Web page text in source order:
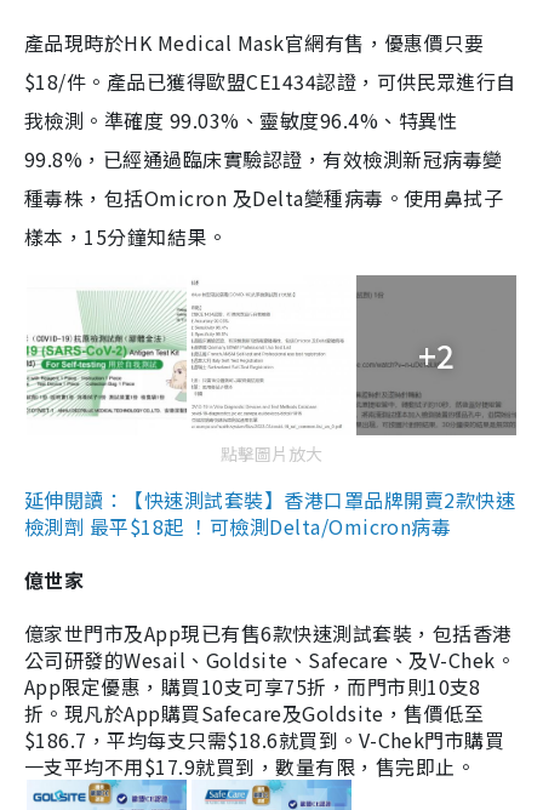
產品現時於HK Medical Mask官網有售，優惠價只要
$18/件。產品已獲得歐盟CE1434認證，可供民眾進行自
我檢測。準確度 99.03%、靈敏度96.4%、特異性
99.8%，已經通過臨床實驗認證，有效檢測新冠病毒變
種毒株，包括Omicron 及Delta變種病毒。使用鼻拭子
樣本，15分鐘知結果。
+2
點擊圖片放大
延伸閱讀：【快速測試套裝】香港口罩品牌開賣2款快速
檢測劑 最平$18起 ！可檢測Delta/Omicron病毒
億世家
億家世門市及App現已有售6款快速測試套裝，包括香港
公司研發的Wesail、Goldsite、Safecare、及V-Chek。
App限定優惠，購買10支可享75折，而門市則10支8
折。現凡於App購買Safecare及Goldsite，售價低至
$186.7，平均每支只需$18.6就買到。V-Chek門市購買
一支平均不用$17.9就買到，數量有限，售完即止。